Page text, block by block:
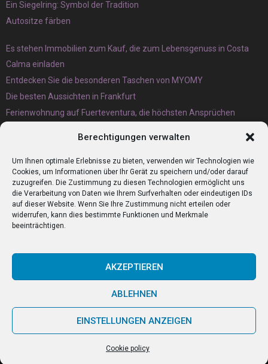
Berechtigungen verwalten
Um Ihnen optimale Erlebnisse zu bieten, verwenden wir Technologien wie
Cookies, um Informationen über Ihr Gerät zu speichern und/oder darauf
zuzugreifen. Die Zustimmung zu diesen Technologien ermöglicht uns
die Verarbeitung von Daten wie Ihrem Surfverhalten oder eindeutigen IDs
auf dieser Website. Wenn Sie Ihre Zustimmung nicht erteilen oder
widerrufen, kann dies bestimmte Funktionen und Merkmale
beeinträchtigen.
AKZEPTIEREN
ABLEHNEN
EINSTELLUNGEN ANZEIGEN
Cookie policy
Ein Siegelring: Symbol der Tradition
Autositze färben
Es stehen Immobilien zum Kauf, die zum Lebensgenuss in Costa
Calma einladen
Entdecken Sie die besonderen Taschen von MYOMY
Die besten Aussichten in Frankfurt
Ferienwohnung auf Fuerteventura, die höchsten Ansprüchen
Eternit Wellplatten Entsorgung lieber heute als morgen erledigen
lassen
Contact